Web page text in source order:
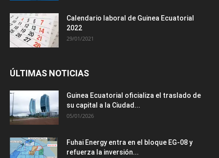
Calendario laboral de Guinea Ecuatorial
2022
29/01/2021
ÚLTIMAS NOTICIAS
Guinea Ecuatorial oficializa el traslado de
su capital a la Ciudad...
05/01/2026
Fuhai Energy entra en el bloque EG-08 y
refuerza la inversión...